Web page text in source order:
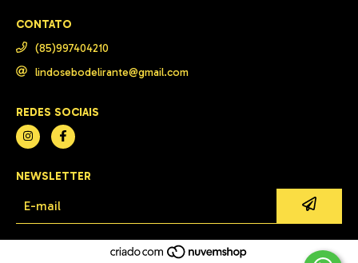
CONTATO
(85)997404210
lindosebodelirante@gmail.com
REDES SOCIAIS
NEWSLETTER